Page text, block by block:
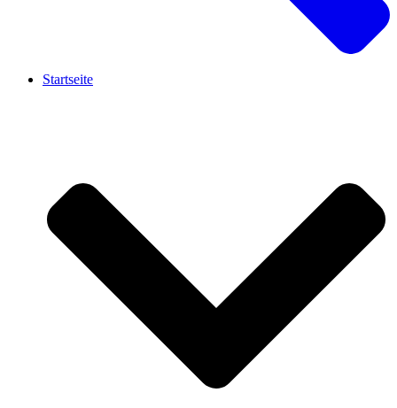
Startseite